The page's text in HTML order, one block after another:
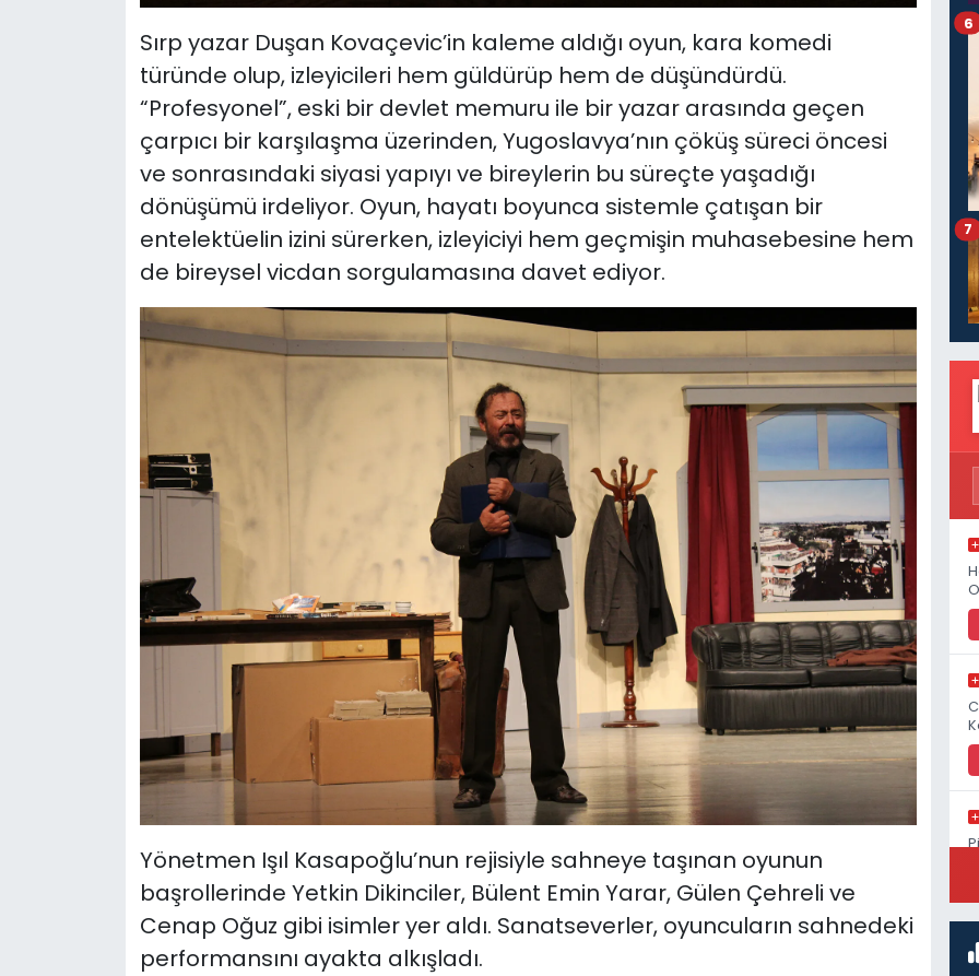
Sırp yazar Duşan Kovaçevic’in kaleme aldığı oyun, kara komedi
türünde olup, izleyicileri hem güldürüp hem de düşündürdü.
“Profesyonel”, eski bir devlet memuru ile bir yazar arasında geçen
çarpıcı bir karşılaşma üzerinden, Yugoslavya’nın çöküş süreci öncesi
ve sonrasındaki siyasi yapıyı ve bireylerin bu süreçte yaşadığı
dönüşümü irdeliyor. Oyun, hayatı boyunca sistemle çatışan bir
entelektüelin izini sürerken, izleyiciyi hem geçmişin muhasebesine hem
de bireysel vicdan sorgulamasına davet ediyor.
Yönetmen Işıl Kasapoğlu’nun rejisiyle sahneye taşınan oyunun
başrollerinde Yetkin Dikinciler, Bülent Emin Yarar, Gülen Çehreli ve
Cenap Oğuz gibi isimler yer aldı. Sanatseverler, oyuncuların sahnedeki
performansını ayakta alkışladı.
6
7